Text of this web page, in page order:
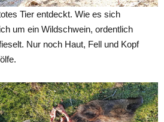
Tier entdeckt. Wie es sich
um ein Wildschwein, ordentlich
Nur noch Haut, Fell und Kopf